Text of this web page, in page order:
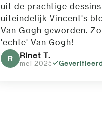
uit de prachtige
uiteindelijk Vincent's
Van Gogh geworden.
'echte' Van Gogh!
R Rinet T.
mei 2025 Geverifieerd